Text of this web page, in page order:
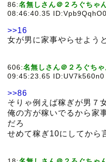
86:名無しさん＠２ろぐちゃ
08:46:40.35 ID:Vpb9QqhO0
>>16
女が男に家事やらせよう
606:名無しさん＠２ろぐちゃ
09:45:23.65 ID:UV7k560n0
>>86
そりゃ例えば稼ぎが男７
俺の方が稼いでるから家
だろ
せめて稼ぎ10にしてから